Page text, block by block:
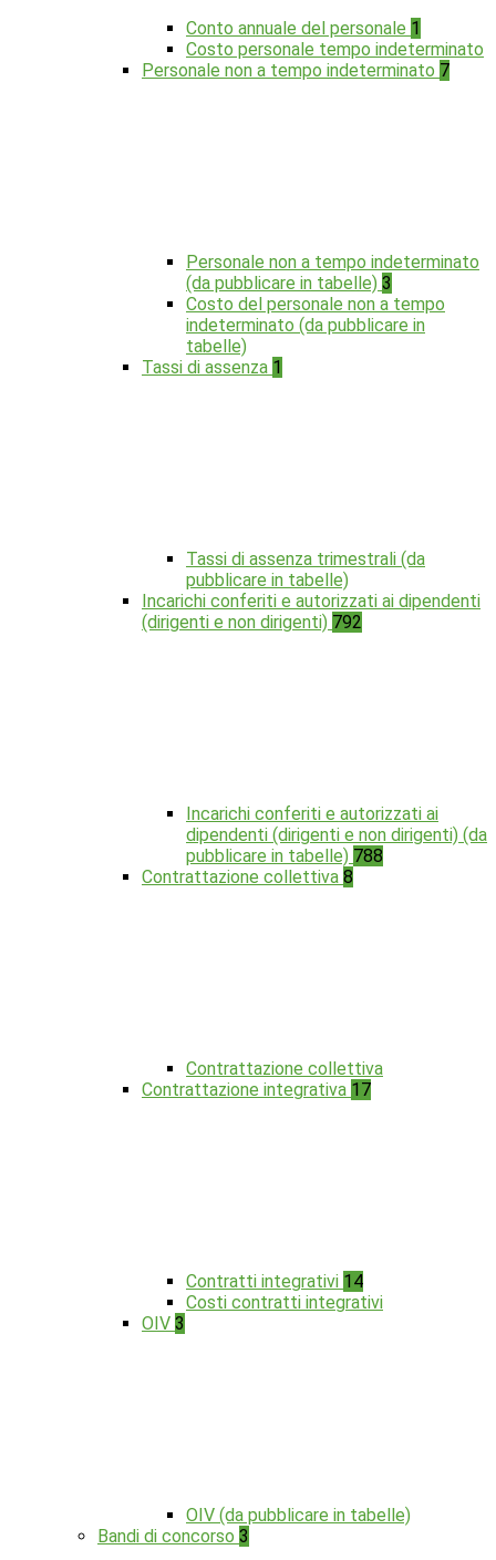
Conto annuale del personale 1
Costo personale tempo indeterminato
Personale non a tempo indeterminato 7
Personale non a tempo indeterminato
(da pubblicare in tabelle) 3
Costo del personale non a tempo
indeterminato (da pubblicare in
tabelle)
Tassi di assenza 1
Tassi di assenza trimestrali (da
pubblicare in tabelle)
Incarichi conferiti e autorizzati ai dipendenti
(dirigenti e non dirigenti) 792
Incarichi conferiti e autorizzati ai
dipendenti (dirigenti e non dirigenti) (da
pubblicare in tabelle) 788
Contrattazione collettiva 8
Contrattazione collettiva
Contrattazione integrativa 17
Contratti integrativi 14
Costi contratti integrativi
OIV 3
OIV (da pubblicare in tabelle)
Bandi di concorso 3